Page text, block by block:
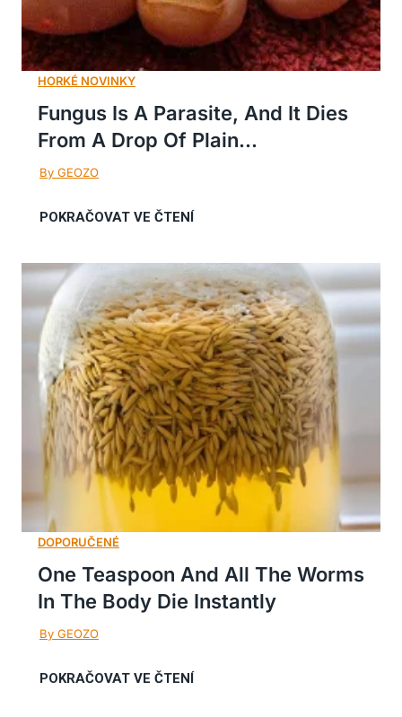
Fungus Is A Parasite, And It Dies
From A Drop Of Plain...
One Teaspoon And All The Worms
In The Body Die Instantly